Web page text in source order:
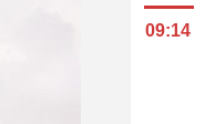
09:14